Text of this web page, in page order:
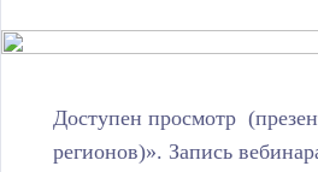
Доступен просмотр
регионов)». Запись